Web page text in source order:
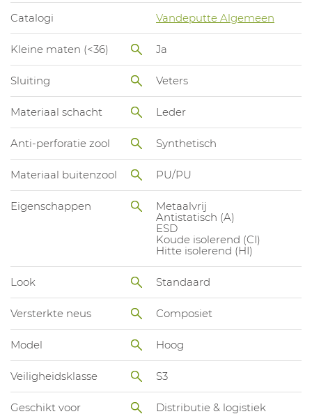
Catalogi Vandeputte Algemeen
Kleine maten (<36) Ja
Sluiting Veters
Materiaal schacht Leder
Anti-perforatie zool Synthetisch
Materiaal buitenzool PU/PU
Eigenschappen
Metaalvrij
Antistatisch (A)
ESD
Koude isolerend (CI)
Hitte isolerend (HI)
Look Standaard
Versterkte neus Composiet
Model Hoog
Veiligheidsklasse S3
Geschikt voor Distributie & logistiek